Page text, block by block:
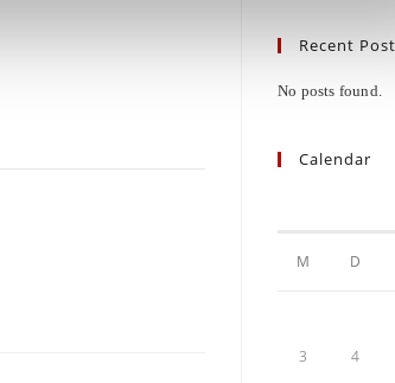
Recent
No posts found.
Calendar
M D
3 4